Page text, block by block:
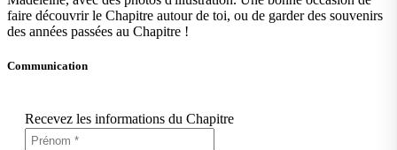
faire découvrir le Chapitre autour de toi, ou de garder des souvenirs
des années passées au Chapitre !
Communication
Recevez les informations du Chapitre